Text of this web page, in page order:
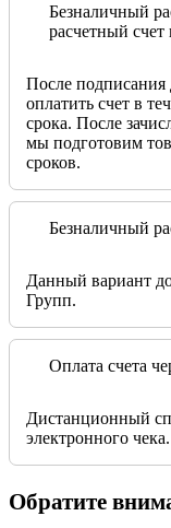
Безналичный
расчетный
После
оплатить счет в
срока. После
мы подготовим
сроков.
Безналичный
Данный вариант
Групп.
Оплата счета
Дистанционный
электронного чека.
Обратите